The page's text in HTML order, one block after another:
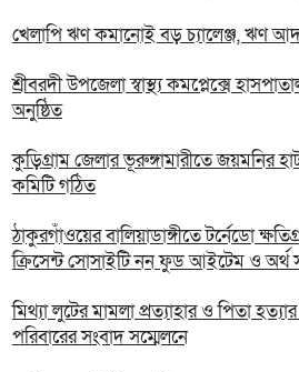
খেলাপি ঋণ কমানোই বড় চ্যালেঞ্জ, ঋণ
শ্রীবরদী উপজেলা স্বাস্থ্য কমপ্লেক্সে
অনুষ্ঠিত
কুড়িগ্রাম জেলার ভূরুঙ্গামারীতে জয়মনির
কমিটি গঠিত
ঠাকুরগাঁওয়ের বালিয়াডাঙ্গীতে টর্নেডো
ক্রিসেন্ট সোসাইটি নন ফুড আইটেম ও অর্থ
‎মিথ্যা লুটের মামলা প্রত্যাহার ও পিতা
পরিবারের সংবাদ সম্মেলনে